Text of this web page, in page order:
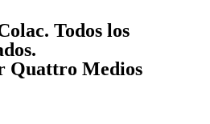
Todos los
Quattro Medios